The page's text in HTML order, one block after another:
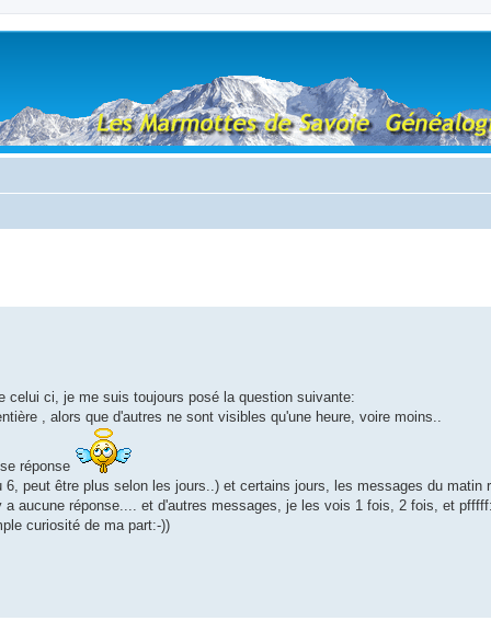
celui ci, je me suis toujours posé la question suivante:
, alors que d'autres ne sont visibles qu'une heure, voire moins..
réponse
peut être plus selon les jours..) et certains jours, les messages du matin
aucune réponse.... et d'autres messages, je les vois 1 fois, 2 fois, et
curiosité de ma part:-))